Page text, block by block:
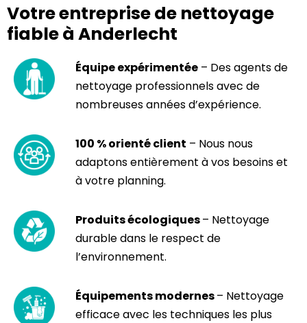
Votre entreprise de nettoyage
fiable à Anderlecht
Équipe expérimentée – Des agents de
nettoyage professionnels avec de
nombreuses années d’expérience.
100 % orienté client – Nous nous
adaptons entièrement à vos besoins et
à votre planning.
Produits écologiques– Nettoyage
durable dans le respect de
l’environnement.
Équipements modernes– Nettoyage
efficace avec les techniques les plus